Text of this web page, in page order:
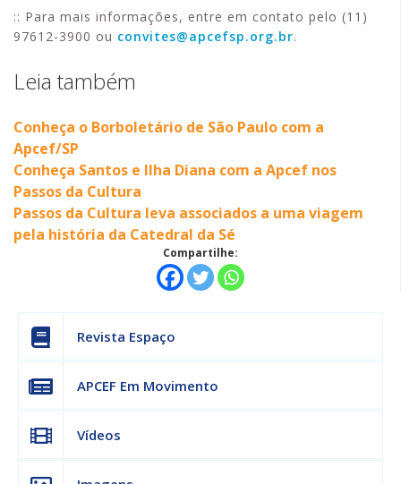
:: Para mais informações, entre em contato pelo (11)
97612-3900 ou convites@apcefsp.org.br.
Leia também
Conheça o Borboletário de São Paulo com a
Apcef/SP
Conheça Santos e Ilha Diana com a Apcef nos
Passos da Cultura
Passos da Cultura leva associados a uma viagem
pela história da Catedral da Sé
Compartilhe:
Revista Espaço
APCEF Em Movimento
Vídeos